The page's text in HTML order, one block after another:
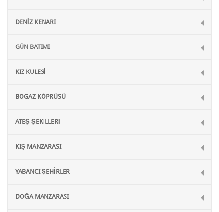
DENİZ KENARI
GÜN BATIMI
KIZ KULESİ
BOGAZ KÖPRÜSÜ
ATEŞ ŞEKİLLERİ
KIŞ MANZARASI
YABANCI ŞEHİRLER
DOĞA MANZARASI